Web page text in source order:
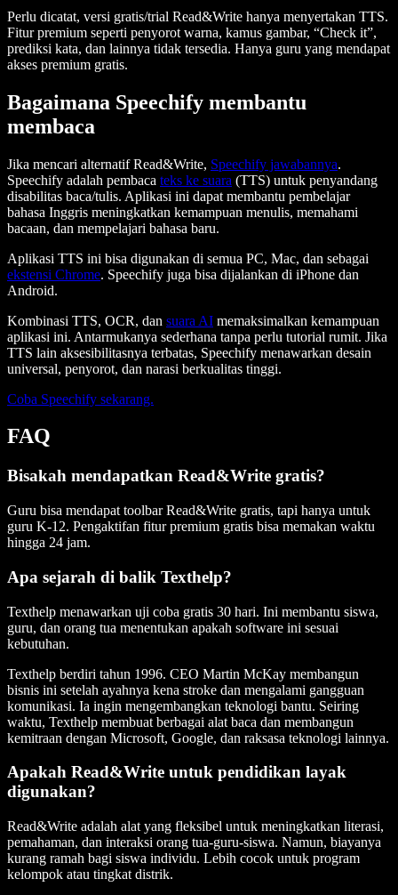
Perlu dicatat, versi gratis/trial Read&Write hanya menyertakan TTS.
Fitur premium seperti penyorot warna, kamus gambar, “Check it”,
prediksi kata, dan lainnya tidak tersedia. Hanya guru yang mendapat
akses premium gratis.
Bagaimana Speechify membantu
membaca
Jika mencari alternatif Read&Write, Speechify jawabannya.
Speechify adalah pembaca teks ke suara (TTS) untuk penyandang
disabilitas baca/tulis. Aplikasi ini dapat membantu pembelajar
bahasa Inggris meningkatkan kemampuan menulis, memahami
bacaan, dan mempelajari bahasa baru.
Aplikasi TTS ini bisa digunakan di semua PC, Mac, dan sebagai
ekstensi Chrome. Speechify juga bisa dijalankan di iPhone dan
Android.
Kombinasi TTS, OCR, dan suara AI memaksimalkan kemampuan
aplikasi ini. Antarmukanya sederhana tanpa perlu tutorial rumit. Jika
TTS lain aksesibilitasnya terbatas, Speechify menawarkan desain
universal, penyorot, dan narasi berkualitas tinggi.
Coba Speechify sekarang.
FAQ
Bisakah mendapatkan Read&Write gratis?
Guru bisa mendapat toolbar Read&Write gratis, tapi hanya untuk
guru K-12. Pengaktifan fitur premium gratis bisa memakan waktu
hingga 24 jam.
Apa sejarah di balik Texthelp?
Texthelp menawarkan uji coba gratis 30 hari. Ini membantu siswa,
guru, dan orang tua menentukan apakah software ini sesuai
kebutuhan.
Texthelp berdiri tahun 1996. CEO Martin McKay membangun
bisnis ini setelah ayahnya kena stroke dan mengalami gangguan
komunikasi. Ia ingin mengembangkan teknologi bantu. Seiring
waktu, Texthelp membuat berbagai alat baca dan membangun
kemitraan dengan Microsoft, Google, dan raksasa teknologi lainnya.
Apakah Read&Write untuk pendidikan layak
digunakan?
Read&Write adalah alat yang fleksibel untuk meningkatkan literasi,
pemahaman, dan interaksi orang tua-guru-siswa. Namun, biayanya
kurang ramah bagi siswa individu. Lebih cocok untuk program
kelompok atau tingkat distrik.